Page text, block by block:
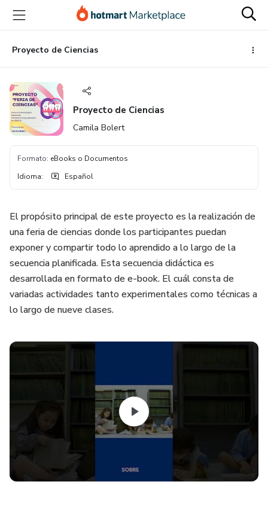
principal
página
de
página
Proyecto de Ciencias
Proyecto de Ciencias
Camila Bolert
Formato: eBooks o Documentos
Idioma: Español
El propósito principal de este proyecto es la realización de
una feria de ciencias donde los participantes puedan
exponer y compartir todo lo aprendido a lo largo de la
secuencia planificada. Esta secuencia didáctica es
desarrollada en formato de e-book. El cuál consta de
variadas actividades tanto experimentales como técnicas a
lo largo de nueve clases.